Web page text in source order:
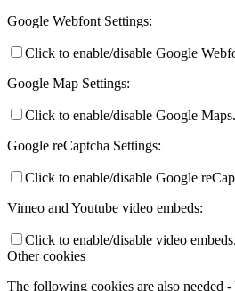
Google Webfont Settings:
Click to enable/disable Google
Google Map Settings:
Click to enable/disable Google Maps.
Google reCaptcha Settings:
Click to enable/disable Google
Vimeo and Youtube video embeds:
Click to enable/disable video embeds.
Other cookies
The following cookies are also needed